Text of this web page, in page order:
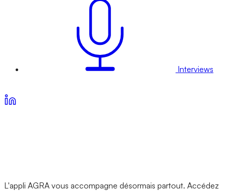
Interviews
L'appli AGRA vous accompagne désormais partout. Accédez